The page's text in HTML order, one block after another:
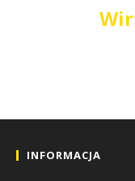
INFORMACJA